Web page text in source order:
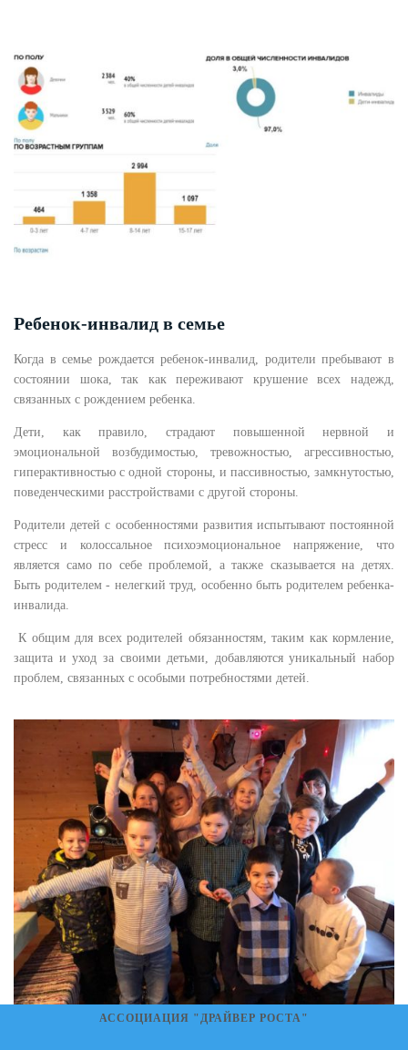
Ребенок-инвалид в семье
Когда в семье рождается ребенок-инвалид, родители пребывают в
состоянии шока, так как переживают крушение всех надежд,
связанных с рождением ребенка.
Дети, как правило, страдают повышенной нервной и
эмоциональной возбудимостью, тревожностью, агрессивностью,
гиперактивностью с одной стороны, и пассивностью, замкнутостью,
поведенческими расстройствами с другой стороны.
Родители детей с особенностями развития испытывают постоянной
стресс и колоссальное психоэмоциональное напряжение, что
является само по себе проблемой, а также сказывается на детях.
Быть родителем - нелегкий труд, особенно быть родителем ребенка-
инвалида.
К общим для всех родителей обязанностям, таким как кормление,
защита и уход за своими детьми, добавляются уникальный набор
проблем, связанных с особыми потребностями детей.
АССОЦИАЦИЯ "ДРАЙВЕР РОСТА"